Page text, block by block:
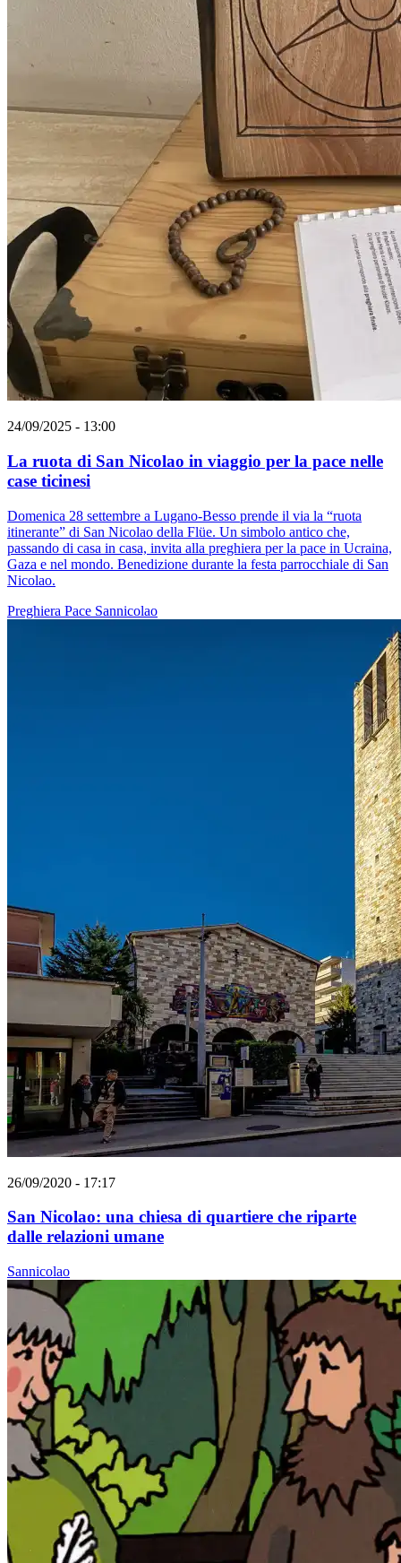
24/09/2025 - 13:00
La ruota di San Nicolao in viaggio per la pace nelle
case ticinesi
Domenica 28 settembre a Lugano-Besso prende il via la “ruota
itinerante” di San Nicolao della Flüe. Un simbolo antico che,
passando di casa in casa, invita alla preghiera per la pace in Ucraina,
Gaza e nel mondo. Benedizione durante la festa parrocchiale di San
Nicolao.
Preghiera Pace Sannicolao
26/09/2020 - 17:17
San Nicolao: una chiesa di quartiere che riparte
dalle relazioni umane
Sannicolao